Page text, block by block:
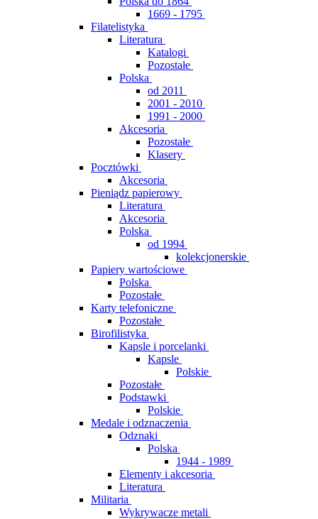
1669 - 1795
Filatelistyka
Literatura
Katalogi
Pozostałe
Polska
od 2011
2001 - 2010
1991 - 2000
Akcesoria
Pozostałe
Klasery
Pocztówki
Akcesoria
Pieniądz papierowy
Literatura
Akcesoria
Polska
od 1994
kolekcjonerskie
Papiery wartościowe
Polska
Pozostałe
Karty telefoniczne
Pozostałe
Birofilistyka
Kapsle i porcelanki
Kapsle
Polskie
Pozostałe
Podstawki
Polskie
Medale i odznaczenia
Odznaki
Polska
1944 - 1989
Elementy i akcesoria
Literatura
Militaria
Wykrywacze metali